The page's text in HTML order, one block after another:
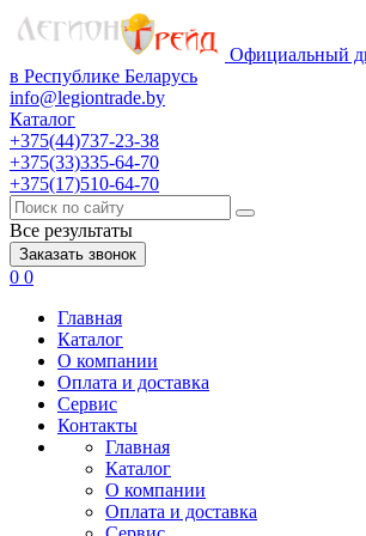
Официальный
в Республике Беларусь
info@legiontrade.by
Каталог
+375(44)737-23-38
+375(33)335-64-70
+375(17)510-64-70
Все результаты
Заказать звонок
0 0
Главная
Каталог
О компании
Оплата и доставка
Сервис
Контакты
Главная
Каталог
О компании
Оплата и доставка